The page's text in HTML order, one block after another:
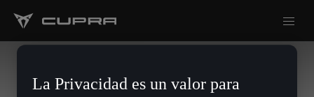
La Privacidad es un valor para